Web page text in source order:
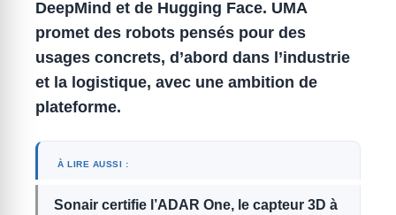
DeepMind et de Hugging Face. UMA
promet des robots pensés pour des
usages concrets, d’abord dans l’industrie
et la logistique, avec une ambition de
plateforme.
À LIRE AUSSI :
Sonair certifie l’ADAR One, le capteur 3D à